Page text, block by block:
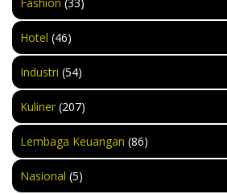
Hotel (46)
Industri (54)
Kuliner (207)
Lembaga Keuangan (86)
Nasional (5)